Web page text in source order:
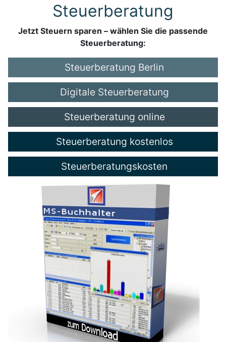
Steuerberatung
Jetzt Steuern sparen – wählen Sie die passende
Steuerberatung:
Steuerberatung Berlin
Digitale Steuerberatung
Steuerberatung online
Steuerberatung kostenlos
Steuerberatungskosten